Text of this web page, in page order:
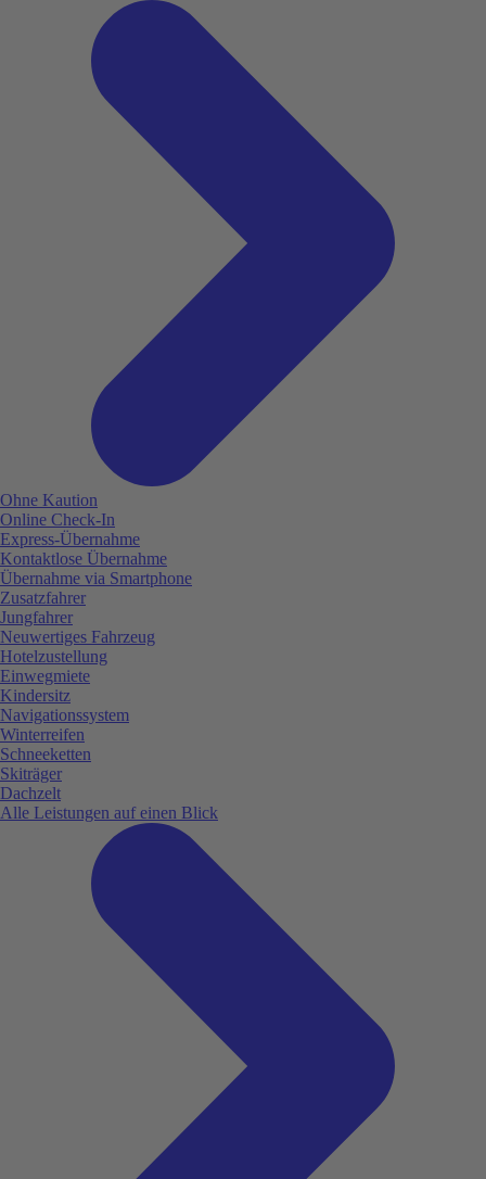
Ohne Kaution
Online Check-In
Express-Übernahme
Kontaktlose Übernahme
Übernahme via Smartphone
Zusatzfahrer
Jungfahrer
Neuwertiges Fahrzeug
Hotelzustellung
Einwegmiete
Kindersitz
Navigationssystem
Winterreifen
Schneeketten
Skiträger
Dachzelt
Alle Leistungen auf einen Blick